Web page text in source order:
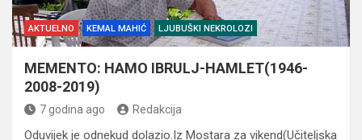
AKTUELNO KEMAL MAHIĆ LJUBUŠKI NEKROLOZI
MEMENTO: HAMO IBRULJ-HAMLET(1946-
2008-2019)
7 godina ago Redakcija
Oduvijek je odnekud dolazio.Iz Mostara za vikend(Učiteljska